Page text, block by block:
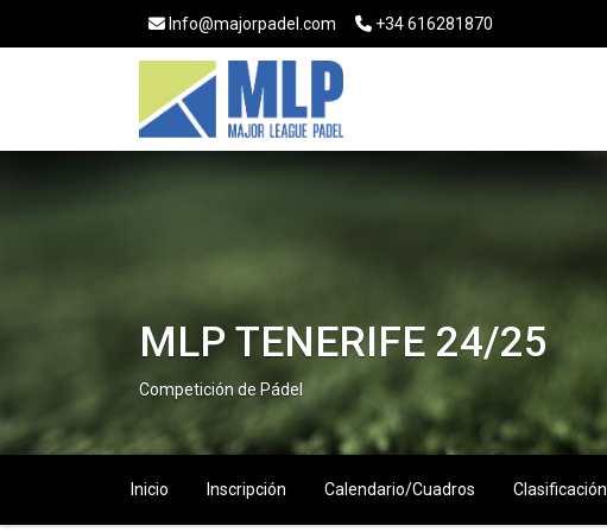
Info@majorpadel.com +34 616281870
MLP TENERIFE 24/25
Competición de Pádel
Inicio Inscripción Calendario/Cuadros Clasificación